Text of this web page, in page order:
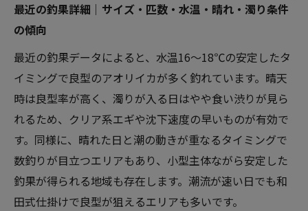
最近の釣果詳細｜サイズ・匹数・水温・晴れ・濁り条件
の傾向
最近の釣果データによると、水温16～18℃の安定したタ
イミングで良型のアオリイカが多く釣れています。晴天
時は良型率が高く、濁りが入る日はやや食い渋りが見ら
れるため、クリア系エギや沈下速度の早いものが有効で
す。同様に、晴れた日と潮の動きが重なるタイミングで
数釣りが目立つエリアもあり、小型主体ながら安定した
釣果が得られる地域も存在します。潮流が速い日でも和
田式仕掛けで良型が狙えるエリアも多いです。